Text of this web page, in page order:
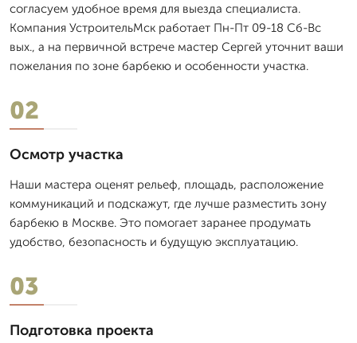
согласуем удобное время для выезда специалиста.
Компания УстроительМск работает Пн-Пт 09-18 Сб-Вс
вых., а на первичной встрече мастер Сергей уточнит ваши
пожелания по зоне барбекю и особенности участка.
02
Осмотр участка
Наши мастера оценят рельеф, площадь, расположение
коммуникаций и подскажут, где лучше разместить зону
барбекю в Москве. Это помогает заранее продумать
удобство, безопасность и будущую эксплуатацию.
03
Подготовка проекта